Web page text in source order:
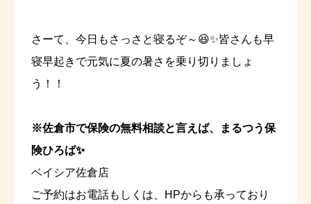
さーて、今日もさっさと寝るぞ～😆✨皆さんも早
寝早起きで元気に夏の暑さを乗り切りましょ
う！！
※佐倉市で保険の無料相談と言えば、まるつう保
険ひろば✨
ベイシア佐倉店
ご予約はお電話もしくは、HPからも承っており